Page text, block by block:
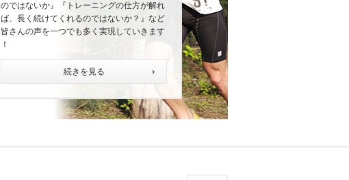
のではないか』『トレーニングの仕方が解れ
ば、長く続けてくれるのではないか？』など
皆さんの声を一つでも多く実現していきます
！
続きを見る